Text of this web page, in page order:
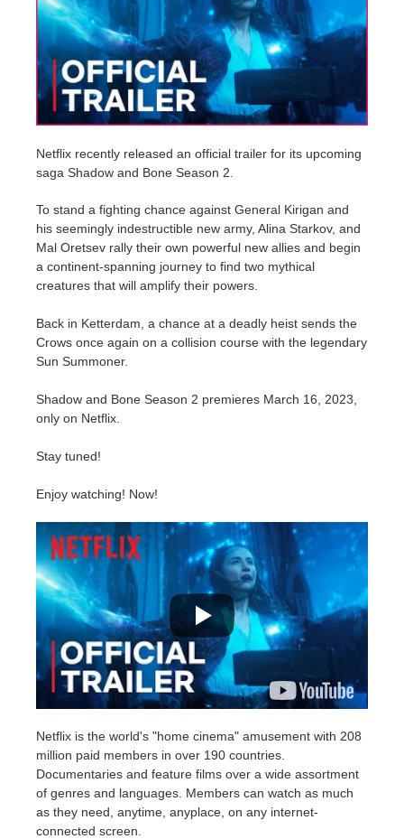
Historial de pagos
Editar perfil
Envío de trabajo de SketchUp
Envío de trabajo de Rhino
Redshift
Mental Ray
Maxwell
Modo
LightWave
SketchUp
Rhino
Netflix recently released an official trailer for its upcoming
saga Shadow and Bone Season 2.
To stand a fighting chance against General Kirigan and
his seemingly indestructible new army, Alina Starkov, and
Mal Oretsev rally their own powerful new allies and begin
a continent-spanning journey to find two mythical
creatures that will amplify their powers.
Back in Ketterdam, a chance at a deadly heist sends the
Crows once again on a collision course with the legendary
Sun Summoner.
Shadow and Bone Season 2 premieres March 16, 2023,
only on Netflix.
Stay tuned!
Enjoy watching! Now!
Netflix is the world's "home cinema" amusement with 208
million paid members in over 190 countries.
Documentaries and feature films over a wide assortment
of genres and languages. Members can watch as much
as they need, anytime, anyplace, on any internet-
connected screen.